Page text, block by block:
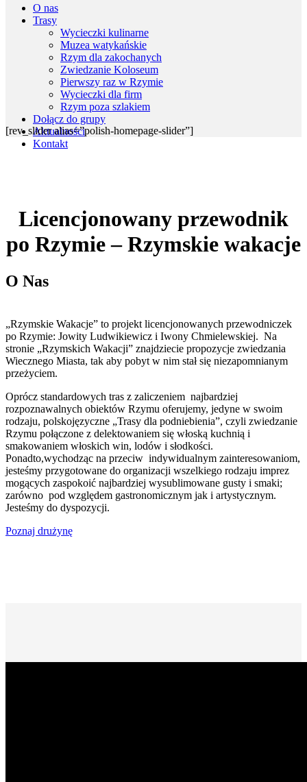
O nas
Trasy
Wycieczki kulinarne
Muzea watykańskie
Rzym dla zakochanych
Zwiedzanie Koloseum
Pierwszy raz w Rzymie
Wycieczki dla firm
Rzym poza szlakiem
Dołącz do grupy
Aktualności
Kontakt
[rev_slider alias=”polish-homepage-slider”]
Licencjonowany przewodnik
po Rzymie – Rzymskie wakacje
O Nas
„Rzymskie Wakacje” to projekt licencjonowanych przewodniczek
po Rzymie: Jowity Ludwikiewicz i Iwony Chmielewskiej. Na
stronie „Rzymskich Wakacji” znajdziecie propozycje zwiedzania
Wiecznego Miasta, tak aby pobyt w nim stał się niezapomnianym
przeżyciem.
Oprócz standardowych tras z zaliczeniem najbardziej
rozpoznawalnych obiektów Rzymu oferujemy, jedyne w swoim
rodzaju, polskojęzyczne „Trasy dla podniebienia”, czyli zwiedzanie
Rzymu połączone z delektowaniem się włoską kuchnią i
smakowaniem włoskich win, lodów i słodkości.
Ponadto,wychodząc na przeciw indywidualnym zainteresowaniom,
jesteśmy przygotowane do organizacji wszelkiego rodzaju imprez
mogących zaspokoić najbardziej wysublimowane gusty i smaki;
zarówno pod względem gastronomicznym jak i artystycznym.
Jesteśmy do dyspozycji.
Poznaj drużynę